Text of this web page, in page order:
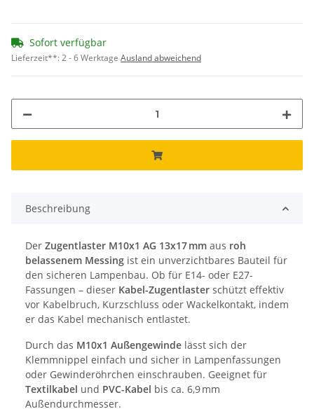
Sofort verfügbar
Lieferzeit**:2 - 6 Werktage Ausland abweichend
Beschreibung
Der Zugentlaster M10x1 AG 13x17 mm aus roh
belassenem Messing ist ein unverzichtbares Bauteil für
den sicheren Lampenbau. Ob für E14- oder E27-
Fassungen – dieser Kabel-Zugentlaster schützt effektiv
vor Kabelbruch, Kurzschluss oder Wackelkontakt, indem
er das Kabel mechanisch entlastet.
Durch das M10x1 Außengewinde lässt sich der
Klemmnippel einfach und sicher in Lampenfassungen
oder Gewinderöhrchen einschrauben. Geeignet für
Textilkabel und PVC-Kabel bis ca. 6,9 mm
Außendurchmesser.